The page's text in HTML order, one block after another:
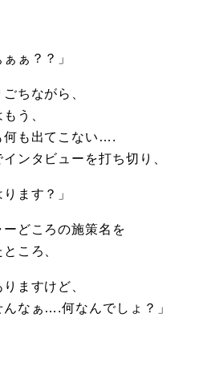
ぁ？？」
ちながら、
う、
何も出てこない….
ンタビューを打ち切り、
ます？」
どころの施策名を
ころ、
ますけど、
なぁ….何なんでしょ？」